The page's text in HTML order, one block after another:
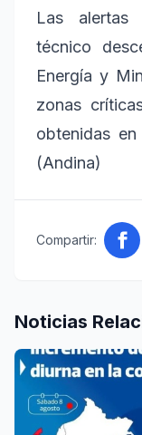
Las alertas
técnico
Energía y
zonas
obtenidas
(Andina)
Compartir:
Noticias